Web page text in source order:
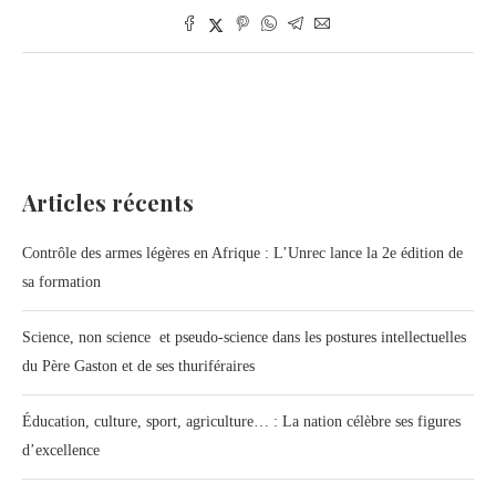
Articles récents
Contrôle des armes légères en Afrique : L’Unrec lance la 2e édition de
sa formation
Science, non science et pseudo-science dans les postures intellectuelles
du Père Gaston et de ses thuriféraires
Éducation, culture, sport, agriculture… : La nation célèbre ses figures
d’excellence